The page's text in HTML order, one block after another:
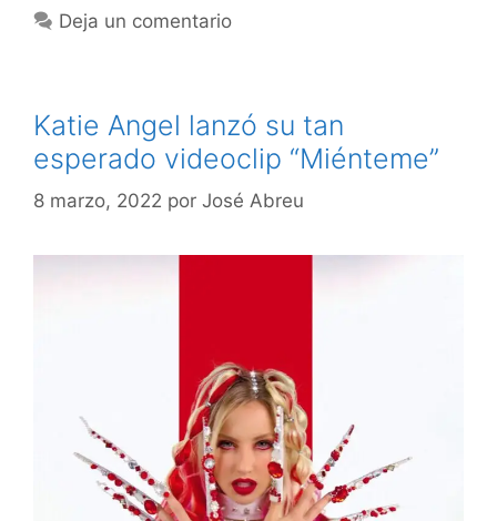
Deja un comentario
Katie Angel lanzó su tan
esperado videoclip “Miénteme”
8 marzo, 2022 por José Abreu